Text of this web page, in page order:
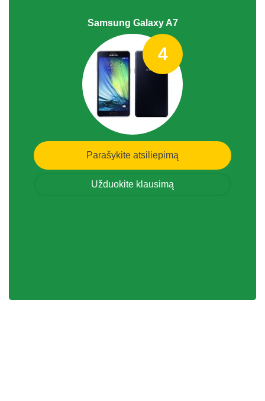
Samsung Galaxy A7
4
Parašykite atsiliepimą
Užduokite klausimą